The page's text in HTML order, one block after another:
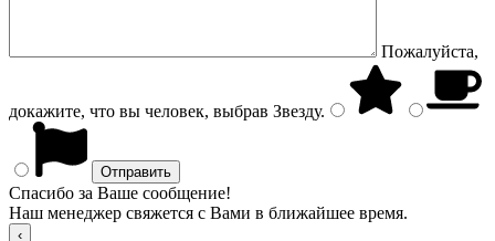
Пожалуйста,
докажите, что вы человек, выбрав Звезду.
Спасибо за Ваше сообщение!
Наш менеджер свяжется с Вами в ближайшее время.